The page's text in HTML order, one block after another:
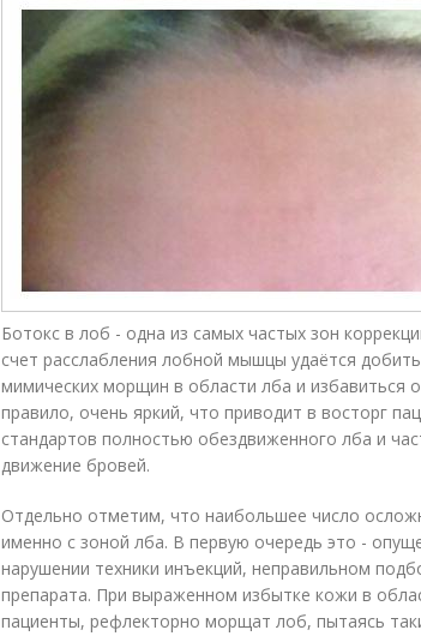
Ботокс в лоб - одна из самых частых зон
счет расслабления лобной мышцы удаётся
мимических морщин в области лба и
правило, очень яркий, что приводит в восторг
стандартов полностью обездвиженного лба и
движение бровей.
Отдельно отметим, что наибольшее число
именно с зоной лба. В первую очередь это -
нарушении техники инъекций, неправильном
препарата. При выраженном избытке кожи в
пациенты, рефлекторно морщат лоб, пытаясь